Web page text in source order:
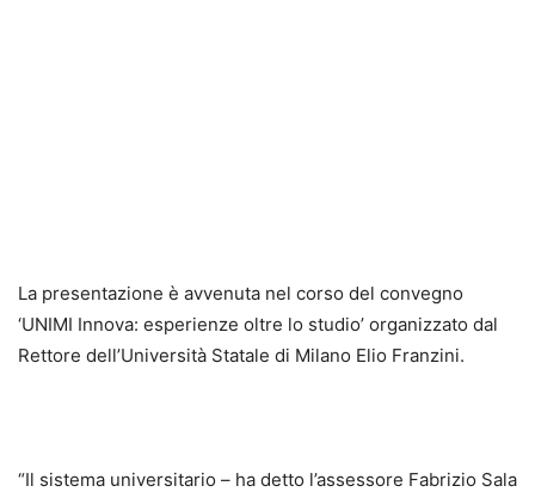
La presentazione è avvenuta nel corso del convegno
‘UNIMI Innova: esperienze oltre lo studio’ organizzato dal
Rettore dell’Università Statale di Milano Elio Franzini.
“Il sistema universitario – ha detto l’assessore Fabrizio Sala